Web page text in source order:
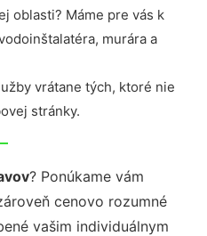
oblasti? Máme pre vás k
murára a
vrátane tých, ktoré nie
stránky.
? Ponúkame vám
cenovo rozumné
vašim individuálnym